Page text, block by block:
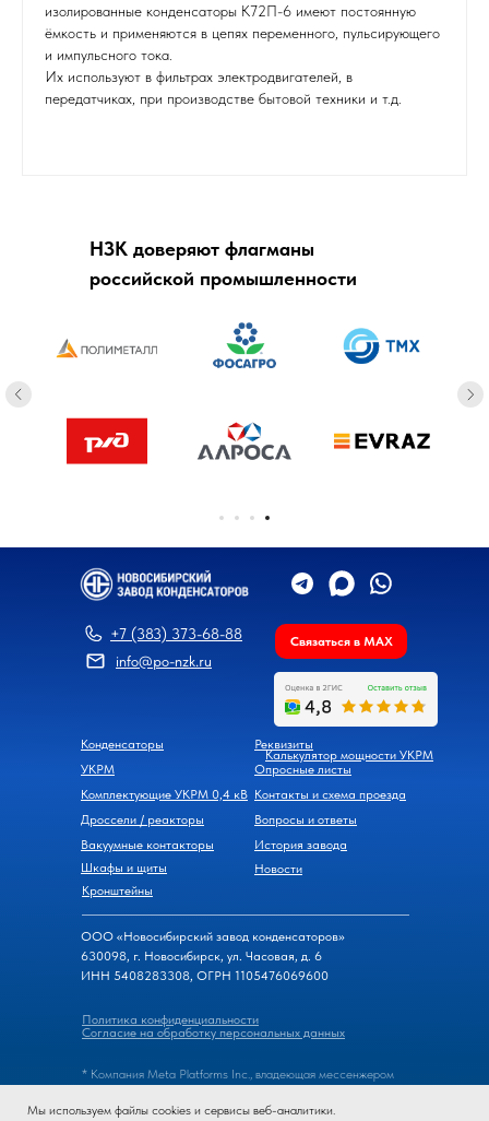
изолированные конденсаторы К72П-6 имеют постоянную
ёмкость и применяются в цепях переменного, пульсирующего
и импульсного тока.
Их используют в фильтрах электродвигателей, в
передатчиках, при производстве бытовой техники и т.д.
НЗК доверяют флагманы
российской промышленности
Мы используем файлы cookies и сервисы веб-аналитики.
info@po-nzk.ru
Конденсаторы
УКРМ
Комплектующие УКРМ 0,4 кВ
Кронштейны
Шкафы и щиты
Вакуумные контакторы
Дроссели / реакторы
Реквизиты
Калькулятор мощности УКРМ
Опросные листы
Контакты и схема проезда
Вопросы и ответы
Новости
История завода
Согласие на обработку персональных данных
Политика конфиденциальности
* Компания Meta Platforms Inc., владеющая мессенжером
деятельность на территории России запрещена.
ООО «Новосибирский завод конденсаторов»
630098, г. Новосибирск, ул. Часовая, д. 6
ИНН 5408283308, ОГРН 1105476069600
+7 (383) 373-68-88 Связаться в MAX